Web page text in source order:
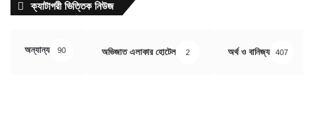
ক্যাটাগরী ভিত্তিক নিউজ
অন্যান্য 90 অভিজাত এলাকার হোটেল 2 অর্থ ও বানিজ্য 407